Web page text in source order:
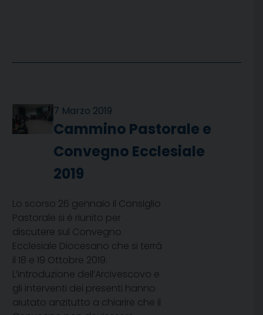
7 Marzo 2019
Cammino Pastorale e
Convegno Ecclesiale
2019
Lo scorso 26 gennaio il Consiglio
Pastorale si è riunito per
discutere sul Convegno
Ecclesiale Diocesano che si terrà
il 18 e 19 Ottobre 2019.
L’introduzione dell’Arcivescovo e
gli interventi dei presenti hanno
aiutato anzitutto a chiarire che il